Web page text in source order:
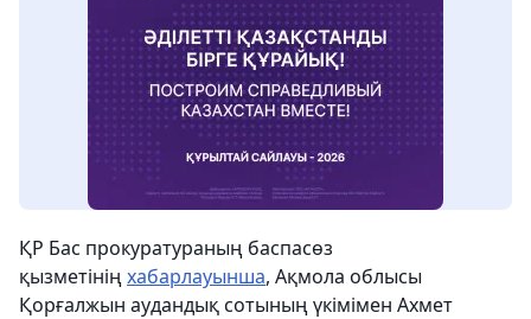
ҚР Бас прокуратураның баспасөз
қызметінің хабарлауынша, Ақмола облысы
Қорғалжын аудандық сотының үкімімен Ахмет